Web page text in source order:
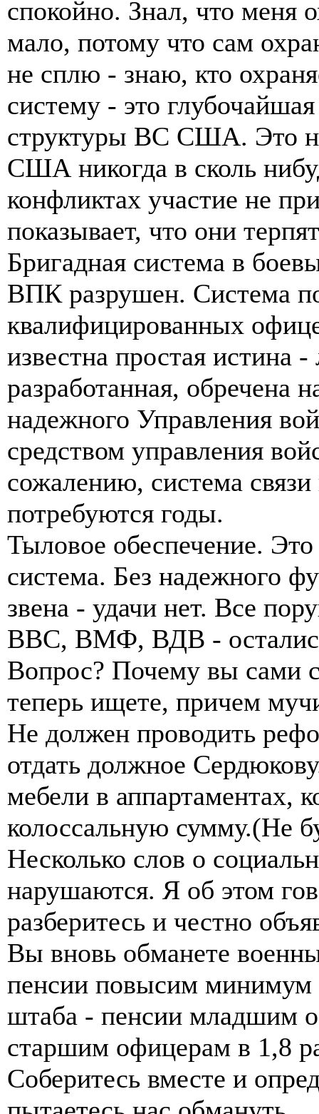
спокойно. Знал, что меня
мало, потому что сам
не сплю - знаю, кто
систему - это
структуры ВС США. Это
США никогда в сколь
конфликтах участие не
показывает, что они
Бригадная система в
ВПК разрушен. Система
квалифицированных
известна простая истина
разработанная, обречена
надежного Управления
средством управления
сожалению, система
потребуются годы.
Тыловое обеспечение.
система. Без надежного
звена - удачи нет. Все
ВВС, ВМФ, ВДВ -
Вопрос? Почему вы сами
теперь ищете, причем
Не должен проводить
отдать должное
мебели в аппартаментах,
колоссальную сумму.(Не
Несколько слов о
нарушаются. Я об этом
разберитесь и честно
Вы вновь обманете
пенсии повысим минимум
штаба - пенсии младшим
старшим офицерам в 1,8
Соберитесь вместе и